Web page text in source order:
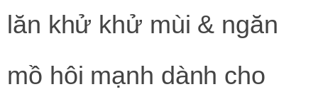
lăn khử khử mùi & ngăn
mồ hôi mạnh dành cho